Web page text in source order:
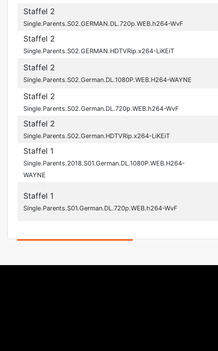
Staffel 2
Single.Parents.S02.GERMAN.DL.720p.WEB.h264-WvF
Staffel 2
Single.Parents.S02.GERMAN.HDTVRip.x264-LiKEiT
Staffel 2
Single.Parents.S02.German.DL.1080P.WEB.H264-WAYNE
Staffel 2
Single.Parents.S02.German.DL.720p.WEB.h264-WvF
Staffel 2
Single.Parents.S02.German.HDTVRip.x264-LiKEiT
Staffel 1
Single.Parents.2018.S01.German.DL.1080P.WEB.H264-
WAYNE
Staffel 1
Single.Parents.S01.German.DL.720p.WEB.h264-WvF